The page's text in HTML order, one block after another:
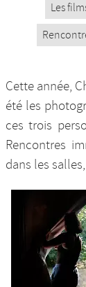
Les
Cette année,
été les
ces trois
Rencontres
dans les